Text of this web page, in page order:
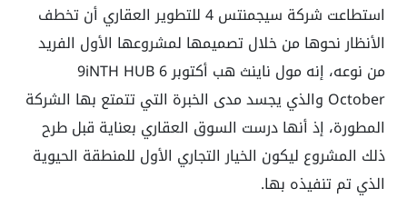
استطاعت شركة سيجمنتس 4 للتطوير العقاري أن تخطف
الأنظار نحوها من خلال تصميمها لمشروعها الأول الفريد
من نوعه، إنه مول ناينث هب أكتوبر 9iNTH HUB 6
October والذي يجسد مدى الخبرة التي تتمتع بها الشركة
المطورة، إذ أنها درست السوق العقاري بعناية قبل طرح
ذلك المشروع ليكون الخيار التجاري الأول للمنطقة الحيوية
الذي تم تنفيذه بها.